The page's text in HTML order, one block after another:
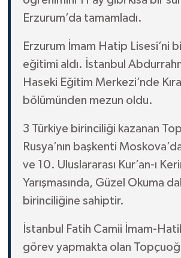
Erzurum’da tamamladı.
Erzurum İmam Hatip Lisesi’ni
eğitimi aldı. İstanbul
Haseki Eğitim Merkezi’nde
bölümünden mezun oldu.
3 Türkiye birinciliği kazanan
Rusya’nın başkenti
ve 10. Uluslararası Kur’an-ı
Yarışmasında, Güzel Okuma
birinciliğine sahiptir.
İstanbul Fatih Camii İmam-
görev yapmakta olan
Yalova Müftülüğü
Yozgat Müftülüğü